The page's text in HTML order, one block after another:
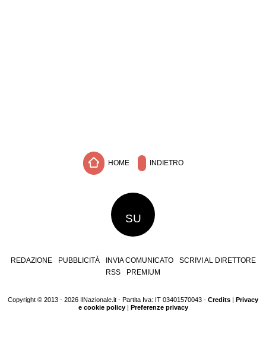
HOME INDIETRO
SU
REDAZIONE PUBBLICITÀ INVIA COMUNICATO
SCRIVI AL DIRETTORE
RSS
PREMIUM
Copyright © 2013 - 2026 IlNazionale.it - Partita Iva: IT 03401570043 - Credits | Privacy
e cookie policy| Preferenze privacy